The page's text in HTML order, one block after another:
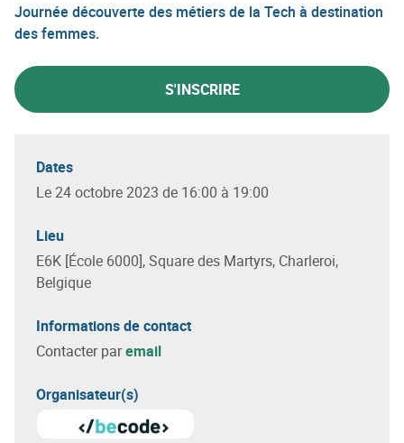
Journée découverte des métiers de la Tech à destination
des femmes.
S'INSCRIRE
Dates
Le 24 octobre 2023 de 16:00 à 19:00
Lieu
E6K [École 6000], Square des Martyrs, Charleroi,
Belgique
Informations de contact
Contacter paremail
Organisateur(s)